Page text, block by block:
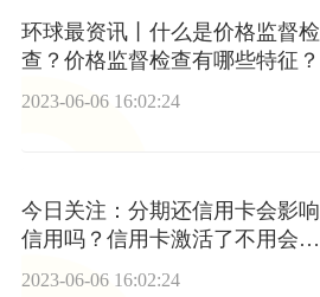
环球最资讯丨什么是价格监督检
查？价格监督检查有哪些特征？
2023-06-06 16:02:24
今日关注：分期还信用卡会影响
信用吗？信用卡激活了不用会怎
么样？
2023-06-06 16:02:24